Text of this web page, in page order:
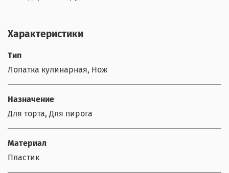
Характеристики
Тип
Лопатка кулинарная, Нож
Назначение
Для торта, Для пирога
Материал
Пластик